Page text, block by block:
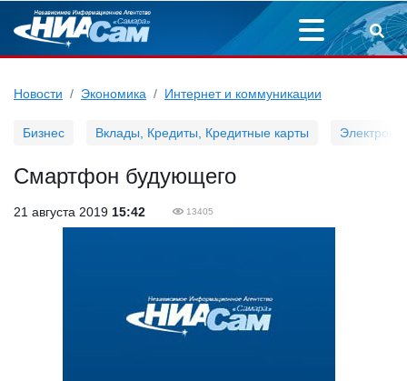
Новости Экономика Интернет и коммуникации
Бизнес Вклады, Кредиты, Кредитные карты
Смартфон будующего
21 августа 2019 15:42 13405